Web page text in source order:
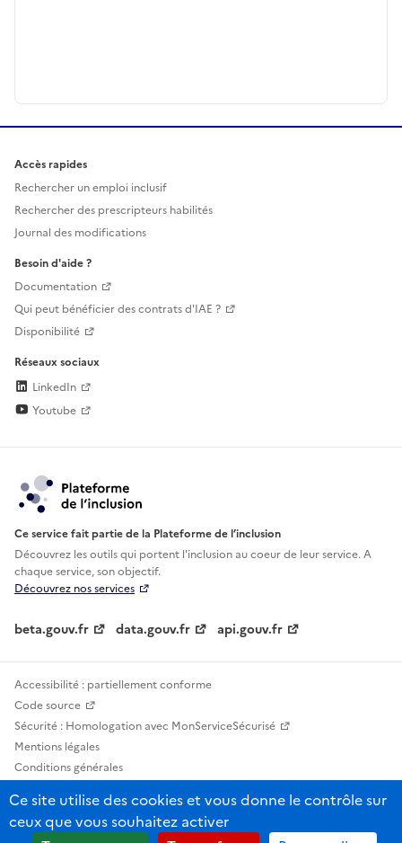
Accès rapides
Rechercher un emploi inclusif
Rechercher des prescripteurs habilités
Journal des modifications
Besoin d'aide ?
Documentation
Qui peut bénéficier des contrats d'IAE ?
Disponibilité
Réseaux sociaux
LinkedIn
Youtube
Ce service fait partie de la Plateforme de l’inclusion
Découvrez les outils qui portent l'inclusion aucoeur de leur service. A
chaque service, son objectif.
Découvrez nos services
beta.gouv.fr data.gouv.fr api.gouv.fr
Accessibilité : partiellement conforme
Code source
Sécurité : Homologation avec MonServiceSécurisé
Mentions légales
Conditions générales
Statistiques, lexiques et indicateurs
Sauf mention contraire, tous les contenus de ce site sont sous licence
Ce site utilise des cookies et vous donne le contrôle sur
ceux que vous souhaitez activer